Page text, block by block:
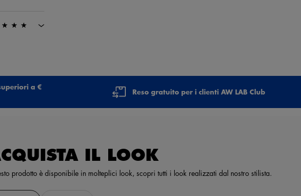
a €
Reso gratuito per i clienti AW LAB Club
IL LOOK
prodotto è disponibile in molteplici look, scopri tutti i look realizzati dal nostro stilista.